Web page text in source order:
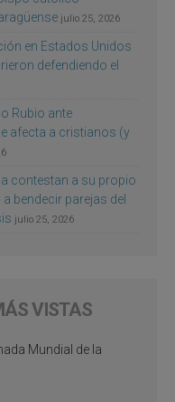
julio 25, 2026
en Estados Unidos
defendiendo el
Rubio ante
afecta a cristianos (y
contestan a su propio
bendecir parejas del
julio 25, 2026
VISTAS
Mundial de la